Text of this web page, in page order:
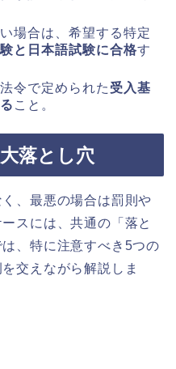
場合は、希望する特定
と日本語試験に合格す
令で定められた 受入基
こと。
落とし穴
、最悪の場合は罰則や
スには、共通の「落と
、特に注意すべき5つの
交えながら解説しま